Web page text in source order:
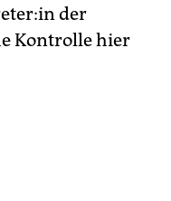
der
Kontrolle hier